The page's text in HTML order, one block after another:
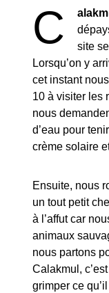
C
site
Lorsqu’on y
cet instant
10 à visiter les
nous
d’eau pour
crème solaire
Ensuite, nous
un tout petit
à l’affut car
animaux
nous partons
Calakmul,
grimper ce